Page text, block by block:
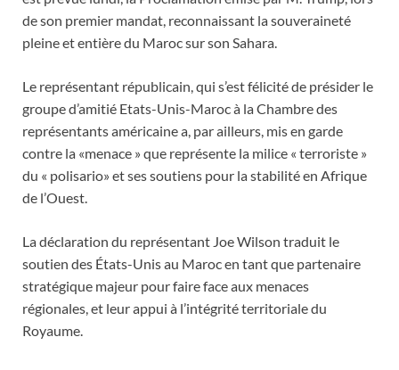
de son premier mandat, reconnaissant la souveraineté
pleine et entière du Maroc sur son Sahara.
Le représentant républicain, qui s’est félicité de présider le
groupe d’amitié Etats-Unis-Maroc à la Chambre des
représentants américaine a, par ailleurs, mis en garde
contre la «menace » que représente la milice « terroriste »
du « polisario» et ses soutiens pour la stabilité en Afrique
de l’Ouest.
La déclaration du représentant Joe Wilson traduit le
soutien des États-Unis au Maroc en tant que partenaire
stratégique majeur pour faire face aux menaces
régionales, et leur appui à l’intégrité territoriale du
Royaume.